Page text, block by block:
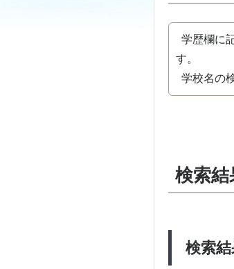
学歴欄に
す。
学校名の
検索結
検索